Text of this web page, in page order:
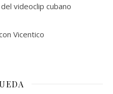
videoclip cubano
Vicentico